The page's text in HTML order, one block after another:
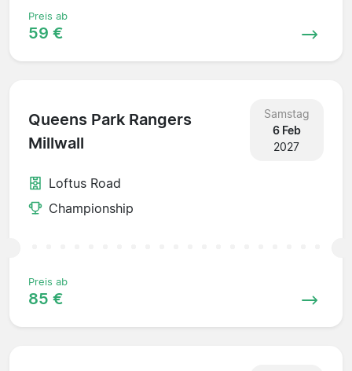
Preis ab
59 €
Queens Park Rangers
Millwall
Samstag
6 Feb
2027
Loftus Road
Championship
Preis ab
85 €